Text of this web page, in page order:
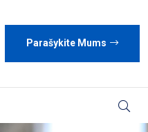
Parašykite Mums